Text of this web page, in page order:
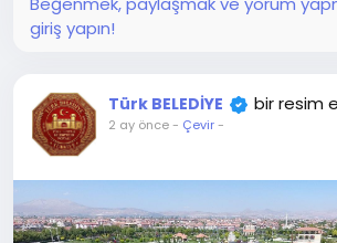
giriş yapın!
Türk BELEDİYE bir resim
2 ay önce- Çevir-